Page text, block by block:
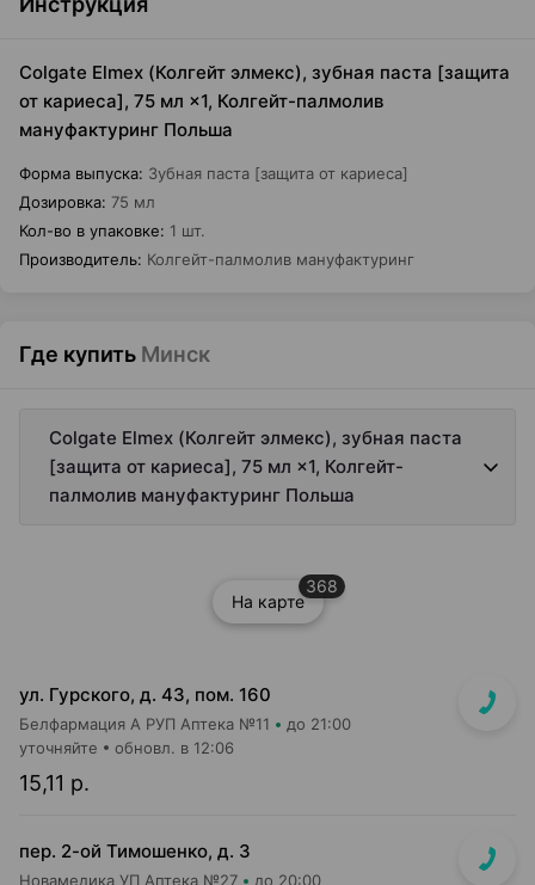
Colgate Elmex (Колгейт элмекс), зубная паста [защита
от кариеса], 75 мл ×1, Колгейт-палмолив
мануфактуринг Польша
Форма выпуска: Зубная паста [защита от кариеса]
Дозировка: 75 мл
Кол-во в упаковке: 1 шт.
Производитель: Колгейт-палмолив мануфактуринг
Где купить Минск
Colgate Elmex (Колгейт элмекс), зубная паста
[защита от кариеса], 75 мл ×1, Колгейт-
палмолив мануфактуринг Польша
На карте
368
ул. Гурского, д. 43, пом. 160
Белфармация А РУП Аптека №11 до 21:00
15,11 р.
уточняйте обновл. в 12:06
пер. 2-ой Тимошенко, д. 3
Новамедика УП Аптека №27 до 20:00